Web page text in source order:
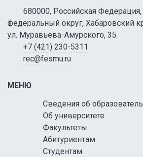
680000, Российская
федеральный округ, Хабаровский
ул. Муравьева-Амурского, 35.
+7 (421) 230-5311
rec@fesmu.ru
МЕНЮ
Сведения об
Об университете
Факультеты
Абитуриентам
Студентам